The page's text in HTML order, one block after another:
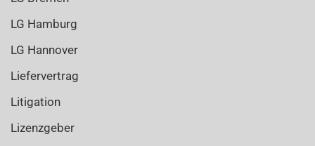
LG Hamburg
LG Hannover
Liefervertrag
Litigation
Lizenzgeber